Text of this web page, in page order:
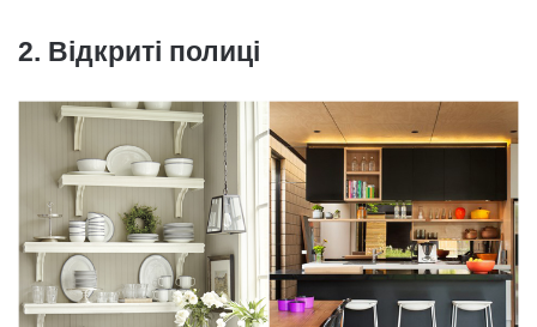
2. Відкриті полиці